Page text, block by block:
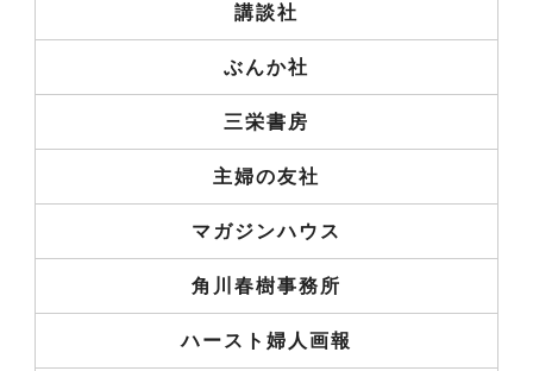
講談社
ぶんか社
三栄書房
主婦の友社
マガジンハウス
角川春樹事務所
ハースト婦人画報